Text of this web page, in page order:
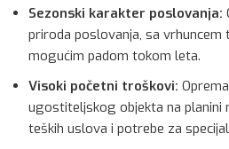
Sezonski karakter poslovanja:
priroda poslovanja, sa vrhuncem
mogućim padom tokom leta.
Visoki početni troškovi:
ugostiteljskog objekta na planini
teških uslova i potrebe za